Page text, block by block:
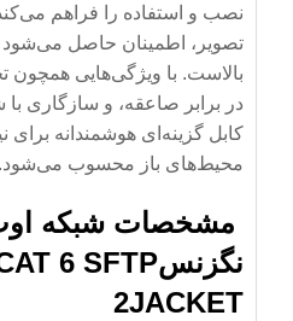
نصب و استفاده را فراهم
تصویر، اطمینان حاصل می‌شود
بالاست. با ویژگی‌هایی همچون
در برابر صاعقه، و سازگاری
کابل گزینه‌ای هوشمندانه برای
محیط‌های باز محسوب می‌شود.
مشخصات شبکه
2JACKET